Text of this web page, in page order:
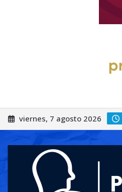
Saltar
al
viernes, 7 agosto 2026